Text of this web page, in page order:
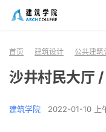
首页 建筑设计 公共建筑
沙井村民大厅
建筑学院 2022-01-10 上